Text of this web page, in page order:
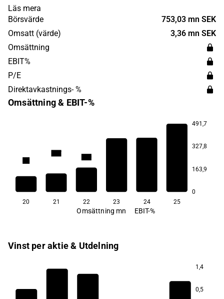
försvars- och säkerhetsmyndigheter i Sverige och
internationellt. W5 Solutions grundades 2018, men har ett
industriellt arv sedan 1940-talet. Huvudkontoret ligger i
Stockholm.
Läs mera
Börsvärde
753,03 mn SEK
Omsatt (värde)
3,36 mn SEK
Omsättning
EBIT%
P/E
Direktavkastnings- %
Omsättning & EBIT-%
491,7
327,8
163,9
0
11,7
20 21 22 23 24 25
Omsättning mn EBIT-%
Vinst per aktie & Utdelning
1,4
0,5